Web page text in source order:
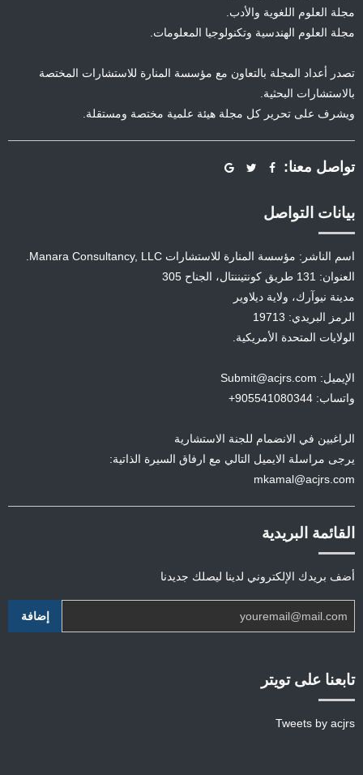
مجلة العلوم اللغوية والأدب.
مجلة العلوم الهندسية وتكنولوجيا المعلومات.
تصدر أعداد المجلة بالتعاون مع مؤسسة المنارة للاستشارات المختصة
بالاستشارات البحثية.
ويشرف على تحرير كل مجلة هيئة علمية مختصة ومستقلة.
تواصل معنا:
بيانات التواصل
اسم الناشر: مؤسسة المنارة للاستشارات Manara Consultancy, LLC.
العنوان: 131 طريق كونتيننتال، الجناح 305
مدينة نيوآرك، ولاية ديلاوير
الرمز البريدي: 19713
الولايات المتحدة الأمريكية.
الإيميل: Submit@acjrs.com
واتساب: 905541080344+
الراغبين في الانضمام للجنة الاستشارية
يرجى مراسلة الايميل التالي مع ارفاق السيرة الذاتية:
mkamal@acjrs.com
القائمة البريدية
أضف بريدك الإلكتروني لدينا ليصلك جديدنا
تابعنا على تويتر
Tweets by acjrs